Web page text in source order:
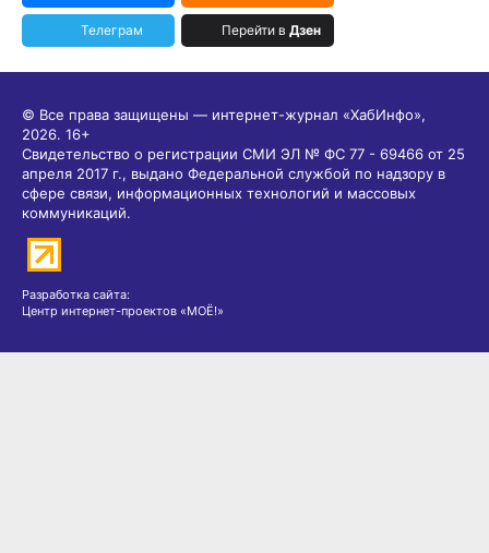
Телеграм Перейти в Дзен
© Все права защищены — интернет-журнал «ХабИнфо»,
2026. 16+
Свидетельство о регистрации СМИ ЭЛ № ФС 77 - 69466 от 25
апреля 2017 г., выдано Федеральной службой по надзору в
сфере связи, информационных технологий и массовых
коммуникаций.
Разработка сайта:
Центр интернет-проектов «МОЁ!»